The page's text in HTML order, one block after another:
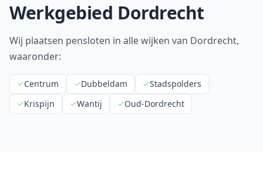
Werkgebied Dordrecht
Wij plaatsen pensloten in alle wijken van Dordrecht,
waaronder:
Centrum Dubbeldam
Stadspolders
Krispijn
Wantij Oud-Dordrecht